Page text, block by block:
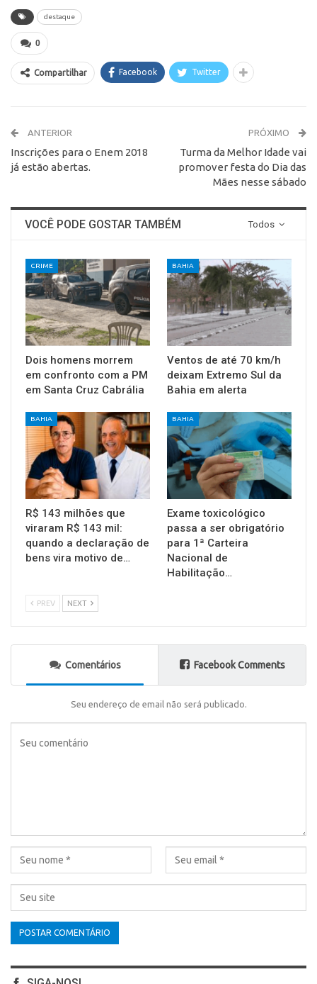
destaque
0
Compartilhar Facebook Twitter
ANTERIOR
Inscrições para o Enem 2018
já estão abertas.
PRÓXIMO
Turma da Melhor Idade vai
promover festa do Dia das
Mães nesse sábado
Todos
VOCÊ PODE GOSTAR TAMBÉM
CRIME
Dois homens morrem
em confronto com a PM
em Santa Cruz Cabrália
BAHIA
Ventos de até 70 km/h
deixam Extremo Sul da
Bahia em alerta
BAHIA
R$ 143 milhões que
viraram R$ 143 mil:
quando a declaração de
bens vira motivo de…
BAHIA
Exame toxicológico
passa a ser obrigatório
para 1ª Carteira
Nacional de
Habilitação…
PREV NEXT
Comentários Facebook Comments
Seu endereço de email não será publicado.